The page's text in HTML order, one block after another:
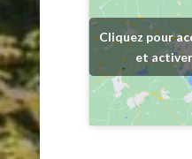
Cliquez pour
et